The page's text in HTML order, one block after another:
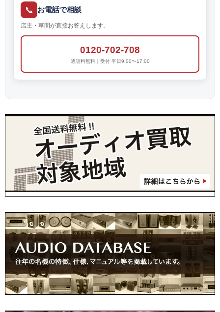
📞 お電話で相談
店主・草間が直接お答えします。
0120-702-708
通話料無料｜受付 平日9:00〜17:00